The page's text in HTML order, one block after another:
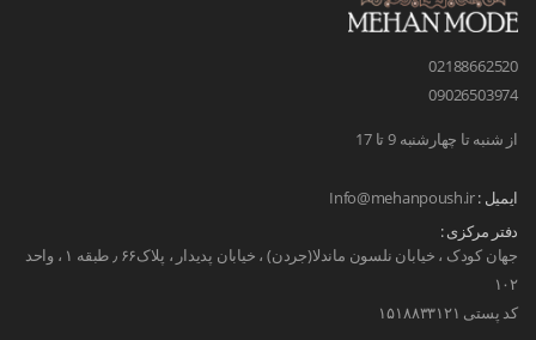
02188662520
09026503974
از شنبه تا چهارشنبه 9 تا 17
ایمیل :Info@mehanpoush.ir
دفتر مرکزی :
جهان کودک ، خیابان نلسون ماندلا(جردن) ، خیابان پدیدار ، پلاک۶۶ ٫ طبقه ۱ ، واحد
۱۰۲
کد پستی ۱۵۱۸۸۳۳۱۲۱